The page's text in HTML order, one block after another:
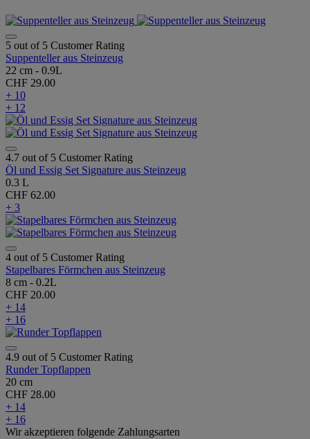
5 out of 5 Customer Rating
Suppenteller aus Steinzeug
22 cm - 0.9L
CHF 29.00
+ 10
+ 12
4.7 out of 5 Customer Rating
Öl und Essig Set Signature aus Steinzeug
0.3 L
CHF 62.00
+ 3
4 out of 5 Customer Rating
Stapelbares Förmchen aus Steinzeug
8 cm - 0.2L
CHF 20.00
+ 14
+ 16
4.9 out of 5 Customer Rating
Runder Topflappen
20 cm
CHF 28.00
+ 14
+ 16
Wir akzeptieren folgende Zahlungsarten